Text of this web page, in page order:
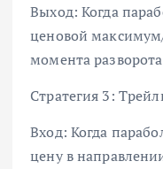
Выход: Когда
ценовой
момента
Стратегия 3:
Вход: Когда
цену в